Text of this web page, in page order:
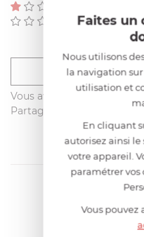
(0)
Vous avez acheté ce
Partagez votre avis avec
Faites un
Nous utilisons
la navigation
utilisation et
En cliquant
autorisez ainsi le
votre appareil.
paramétrer vos
Vous pouvez